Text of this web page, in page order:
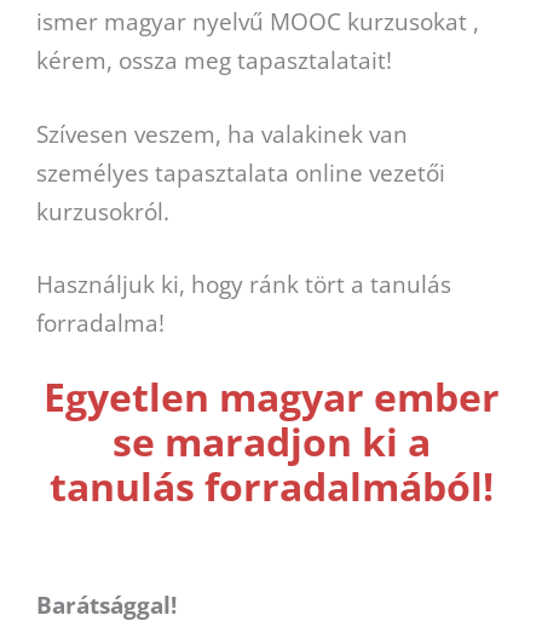
ismer magyar nyelvű MOOC kurzusokat ,
kérem, ossza meg tapasztalatait!
Szívesen veszem, ha valakinek van
személyes tapasztalata online vezetői
kurzusokról.
Használjuk ki, hogy ránk tört a tanulás
forradalma!
Egyetlen magyar ember
se maradjon ki a
tanulás forradalmából!
Barátsággal!